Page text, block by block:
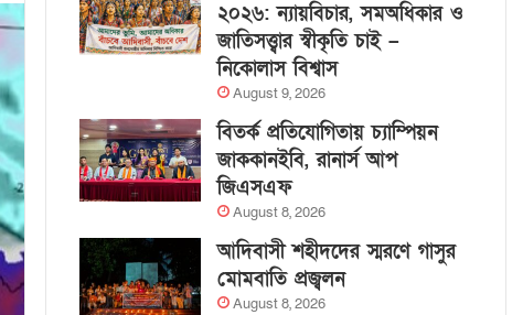
২০২৬: ন্যায়বিচার, সমঅধিকার ও
জাতিসত্ত্বার স্বীকৃতি চাই –
নিকোলাস বিশ্বাস
August 9, 2026
বিতর্ক প্রতিযোগিতায় চ্যাম্পিয়ন
জাককানইবি, রানার্স আপ
জিএসএফ
August 8, 2026
আদিবাসী শহীদদের স্মরণে গাসুর
মোমবাতি প্রজ্বলন
August 8, 2026